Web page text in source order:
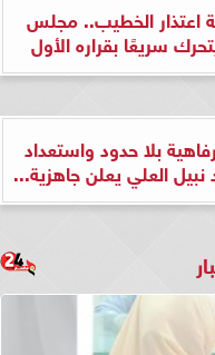
اعتذار الخطيب.. مجلس
سريعًا بقراره الأول
بلا حدود واستعداد
العلي يعلن جاهزية...